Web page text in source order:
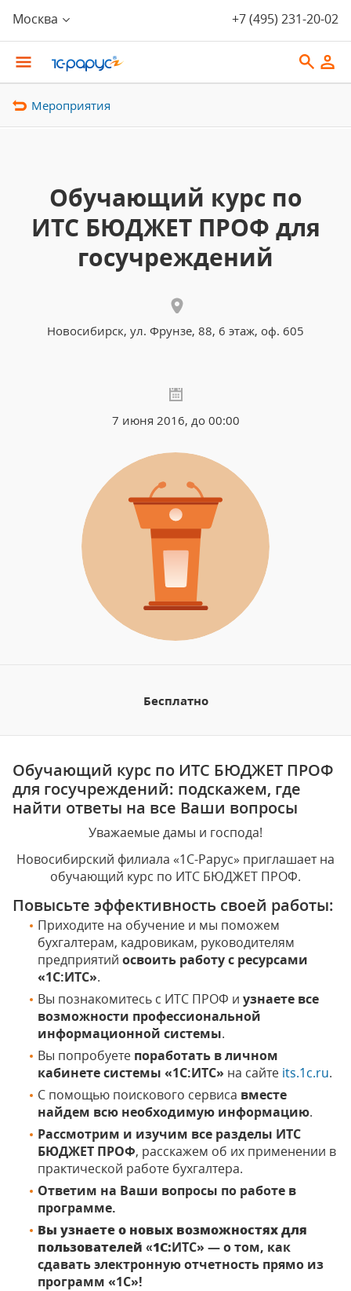
Москва +7 (495) 231-20-02
Мероприятия
Обучающий курс по
ИТС БЮДЖЕТ ПРОФ для
госучреждений
Новосибирск, ул. Фрунзе, 88, 6 этаж, оф. 605
7 июня 2016, до 00:00
Бесплатно
Обучающий курс по ИТС БЮДЖЕТ ПРОФ
для госучреждений: подскажем, где
найти ответы на все Ваши вопросы
Уважаемые дамы и господа!
Новосибирский филиала «1С-Рарус» приглашает на
обучающий курс по ИТС БЮДЖЕТ ПРОФ.
Повысьте эффективность своей работы:
Приходите на обучение и мы поможем
бухгалтерам, кадровикам, руководителям
предприятий освоить работу с ресурсами
«1С:ИТС».
Вы познакомитесь с ИТС ПРОФ и узнаете все
возможности профессиональной
информационной системы.
Вы попробуете поработать в личном
кабинете системы «1С:ИТС» на сайте its.1c.ru.
С помощью поискового сервиса вместе
найдем всю необходимую информацию.
Рассмотрим и изучим все разделы ИТС
БЮДЖЕТ ПРОФ, расскажем об их применении в
практической работе бухгалтера.
Ответим на Ваши вопросы по работе в
программе.
Вы узнаете о новых возможностях для
пользователей «1С:ИТС» — о том, как
сдавать электронную отчетность прямо из
программ «1С»!